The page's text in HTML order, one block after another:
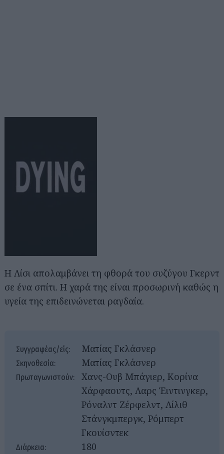
Η Λίσι απολαμβάνει τη φθορά του συζύγου Γκερντ
σε ένα σπίτι. Η χαρά της είναι προσωρινή καθώς η
υγεία της επιδεινώνεται ραγδαία.
Συγγραφέας/είς: Ματίας Γκλάσνερ
Σκηνοθεσία: Ματίας Γκλάσνερ
Πρωταγωνιστούν:
Χανς-Ουβ Μπάγιερ, Κορίνα
Χάρφαουτς, Λαρς Έιντινγκερ,
Ρόναλντ Ζέρφελντ, Λίλιθ
Στάνγκμπεργκ, Ρόμπερτ
Γκουίσντεκ
Διάρκεια: 180